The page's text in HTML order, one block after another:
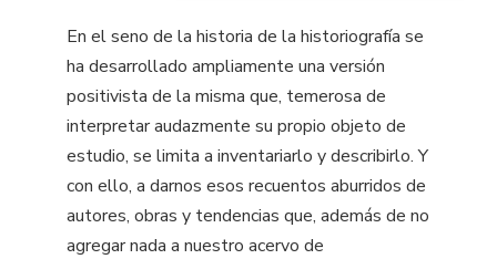
En el seno de la historia de la historiografía se
ha desarrollado ampliamente una versión
positivista de la misma que, temerosa de
interpretar audazmente su propio objeto de
estudio, se limita a inventariarlo y describirlo. Y
con ello, a darnos esos recuentos aburridos de
autores, obras y tendencias que, además de no
agregar nada a nuestro acervo de